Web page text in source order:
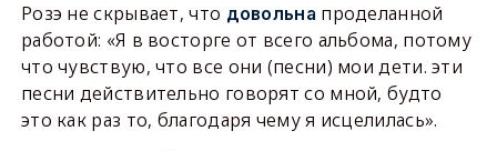
Розэ не скрывает, что довольна проделанной
работой: «Я в восторге от всего альбома, потому
что чувствую, что все они (песни) мои дети. эти
песни действительно говорят со мной, будто
это как раз то, благодаря чему я исцелилась».